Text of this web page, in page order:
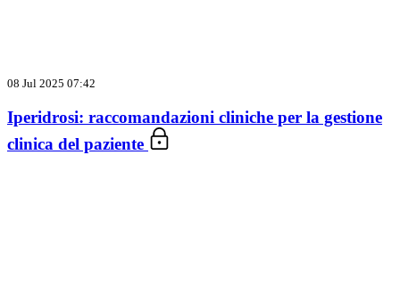
08 Jul 2025 07:42
Iperidrosi: raccomandazioni cliniche per la gestione
clinica del paziente